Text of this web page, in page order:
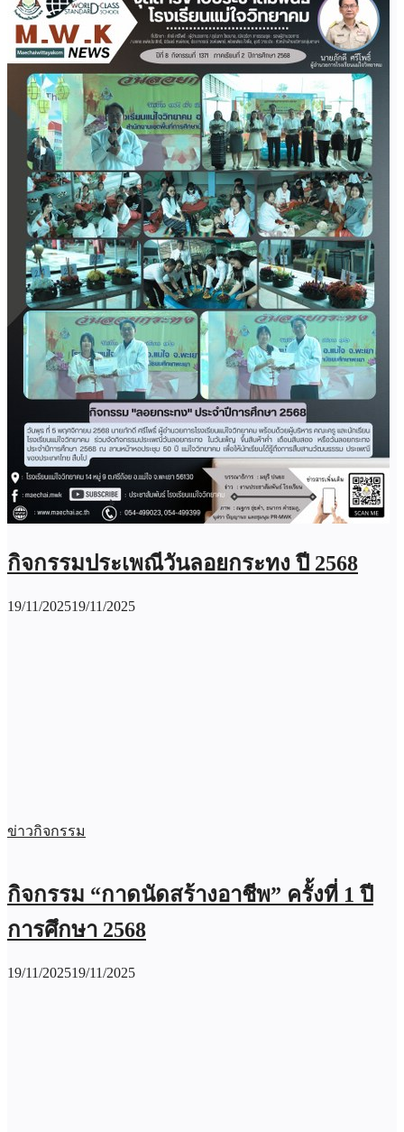
กิจกรรมประเพณีวันลอยกระทง ปี 2568
19/11/202519/11/2025
ข่าวกิจกรรม
กิจกรรม “กาดนัดสร้างอาชีพ” ครั้งที่ 1 ปี
การศึกษา 2568
19/11/202519/11/2025